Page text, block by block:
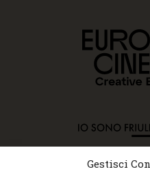
Gestisci